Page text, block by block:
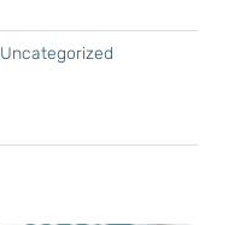
Uncategorized